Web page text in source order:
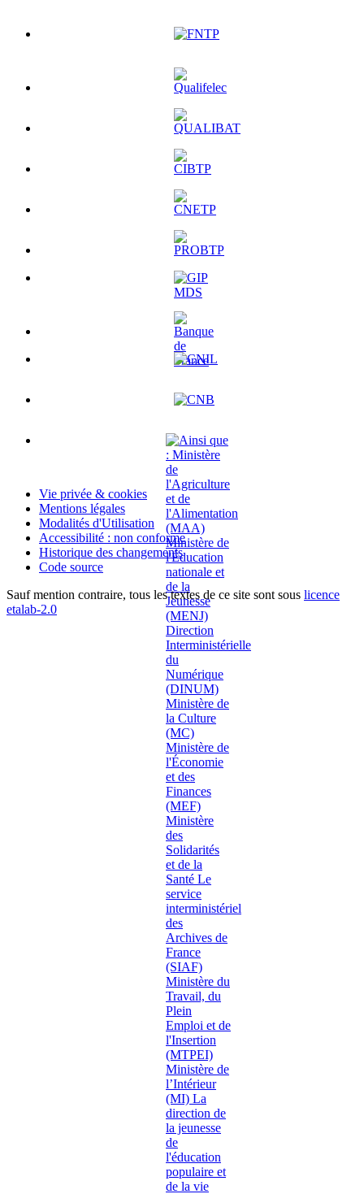
Vie privée & cookies
Mentions légales
Modalités d'Utilisation
Accessibilité : non conforme
Historique des changements
Code source
Sauf mention contraire, tous les textes de ce site sont sous licence
etalab-2.0